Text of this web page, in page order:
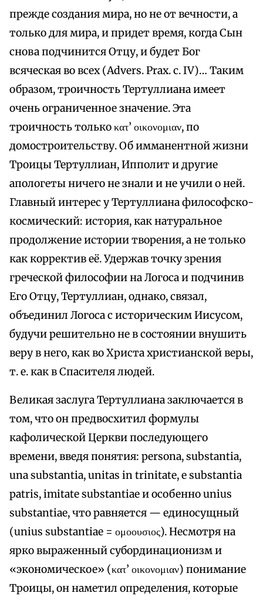
прежде создания мира, но не от вечности, а
только для мира, и придет время, когда Сын
снова подчинится Отцу, и будет Бог
всяческая во всех (Advers. Prax. с. IV)… Таким
образом, троичность Тертуллиана имеет
очень ограниченное значение. Эта
троичность только κατ’ οικονομιαν, по
домостроительству. Об имманентной жизни
Троицы Тертуллиан, Ипполит и другие
апологеты ничего не знали и не учили о ней.
Главный интерес у Тертуллиана философско-
космический: история, как натуральное
продолжение истории творения, а не только
как корректив её. Удержав точку зрения
греческой философии на Логоса и подчинив
Его Отцу, Тертуллиан, однако, связал,
объединил Логоса с историческим Иисусом,
будучи решительно не в состоянии внушить
веру в него, как во Христа христианской веры,
т. е. как в Спасителя людей.
Великая заслуга Тертуллиана заключается в
том, что он предвосхитил формулы
кафолической Церкви последующего
времени, введя понятия: persona, substantia,
una substantia, unitas in trinitate, e substantia
patris, imitate substantiae и особенно unius
substantiae, что равняется — единосущный
(unius substantiae = ομοουσιος). Несмотря на
ярко выраженный субординационизм и
«экономическое» (κατ’ οικονομιαν) понимание
Троицы, он наметил определения, которые